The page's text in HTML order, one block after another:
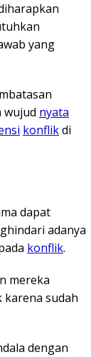
yang
wujud nyata
konflikdi
dapat
adanya
konflik.
mereka
karena sudah
dengan